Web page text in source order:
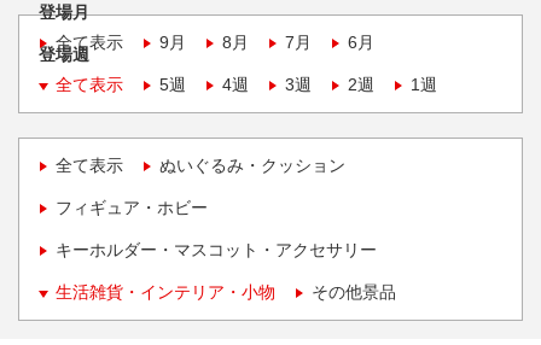
登場月
全て表示
9月 8月 7月 6月
登場週
全て表示
5週 4週 3週 2週 1週
全て表示 ぬいぐるみ・クッション
フィギュア・ホビー
キーホルダー・マスコット・アクセサリー
生活雑貨・インテリア・小物 その他景品